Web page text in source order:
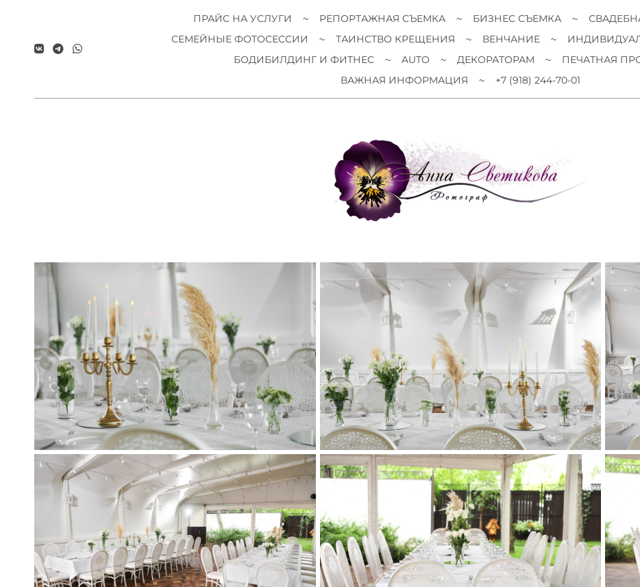
ПРАЙС НА УСЛУГИ РЕПОРТАЖНАЯ СЪЕМКА БИЗНЕС СЪЕМКА
СЕМЕЙНЫЕ ФОТОСЕССИИ
ТАИНСТВО КРЕЩЕНИЯ ВЕНЧАНИЕ
БОДИБИЛДИНГ И ФИТНЕС
AUTO ДЕКОРАТОРАМ
ПЕЧАТНАЯ
ВАЖНАЯ ИНФОРМАЦИЯ
+7 (918) 244-70-01